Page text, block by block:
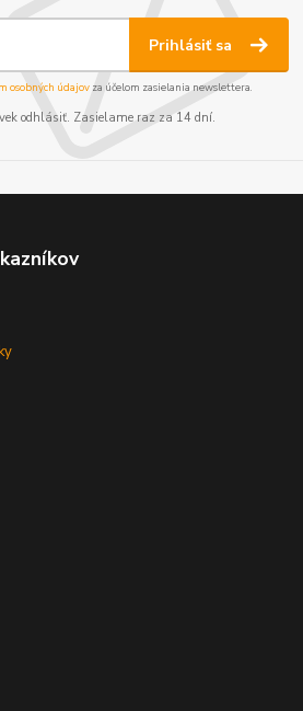
Prihlásiť sa
osobných údajov za účelom zasielania newslettera.
odhlásiť. Zasielame raz za 14 dní.